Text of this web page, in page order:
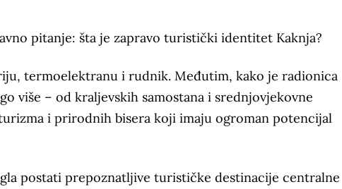
pitanje: šta je zapravo turistički identitet Kaknja?
termoelektranu i rudnik. Međutim, kako je radionica
više – od kraljevskih samostana i srednjovjekovne
i prirodnih bisera koji imaju ogroman potencijal
postati prepoznatljive turističke destinacije centralne